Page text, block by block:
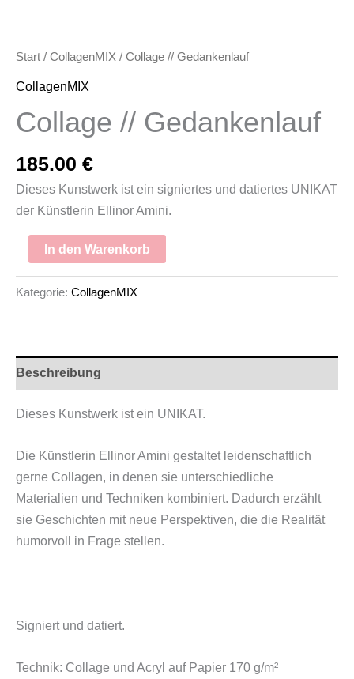
Start / CollagenMIX / Collage // Gedankenlauf
CollagenMIX
Collage // Gedankenlauf
185.00 €
Dieses Kunstwerk ist ein signiertes und datiertes UNIKAT
der Künstlerin Ellinor Amini.
In den Warenkorb
Kategorie: CollagenMIX
Beschreibung
Dieses Kunstwerk ist ein UNIKAT.
Die Künstlerin Ellinor Amini gestaltet leidenschaftlich
gerne Collagen, in denen sie unterschiedliche
Materialien und Techniken kombiniert. Dadurch erzählt
sie Geschichten mit neue Perspektiven, die die Realität
humorvoll in Frage stellen.
Signiert und datiert.
Technik: Collage und Acryl auf Papier 170 g/m²